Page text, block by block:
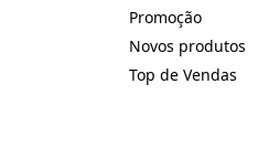
Promoção
Novos produtos
Top de Vendas